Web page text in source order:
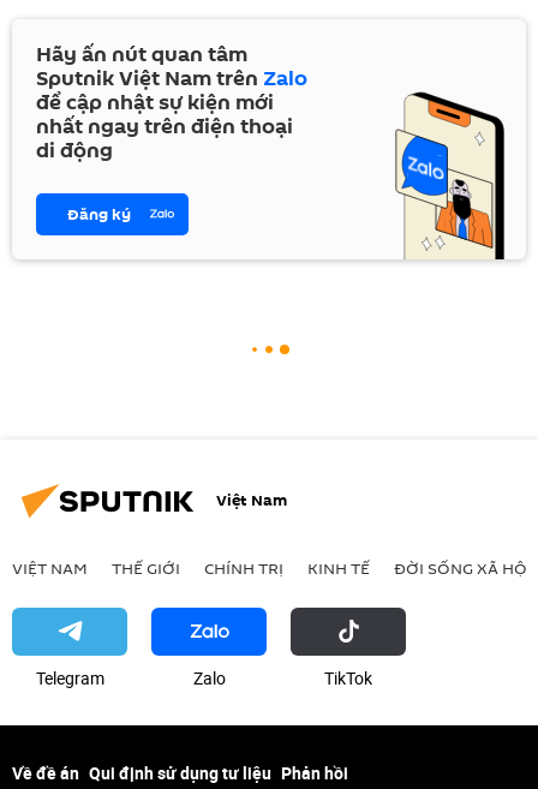
Hãy ấn nút quan tâm
Sputnik Việt Nam trên Zalo
để cập nhật sự kiện mới
nhất ngay trên điện thoại
di động
Đăng ký
Việt Nam
VIỆT NAM THẾ GIỚI CHÍNH TRỊ KINH TẾ ĐỜI SỐNG XÃ HỘI
Telegram Zalo ТikТоk
Về đề án Qui định sử dụng tư liệu Phản hồi